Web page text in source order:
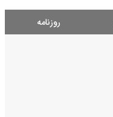
روزنامه